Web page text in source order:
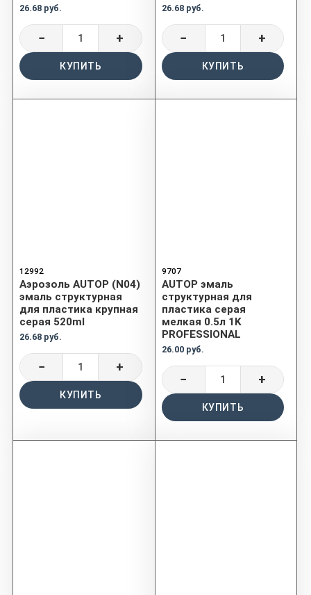
26.68 руб.
− +
КУПИТЬ
26.68 руб.
− +
КУПИТЬ
12992
Аэрозоль AUTOP (N04)
эмаль структурная
для пластика крупная
серая 520ml
26.68 руб.
− +
КУПИТЬ
9707
AUTOP эмаль
структурная для
пластика серая
мелкая 0.5л 1K
PROFESSIONAL
26.00 руб.
− +
КУПИТЬ